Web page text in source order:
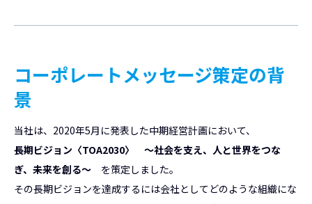
コーポレートメッセージ策定の背
景
当社は、2020年5月に発表した中期経営計画において、
長期ビジョン〈TOA2030〉 ～社会を支え、人と世界をつな
ぎ、未来を創る～ を策定しました。
その長期ビジョンを達成するには会社としてどのような組織にな